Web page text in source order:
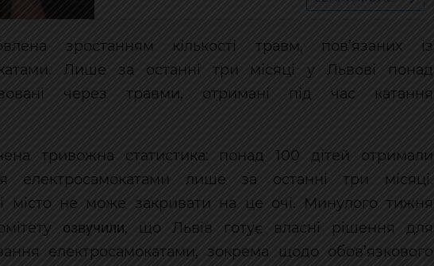
зростанням кількості травм, пов’язаних із
Лише за останні три місяці у Львові понад
через травми, отримані під час катання
тривожна статистика: понад 100 дітей отримали
електросамокатами лише за останні три місяці.
місто не може закривати на це очі. Минулого тижня
озвучили, що Львів готує власні рішення для
електросамокатами, зокрема щодо обов’язкового